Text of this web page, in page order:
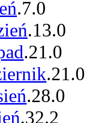
.7.0
.13.0
.21.0
.21.0
.28.0
.32.2